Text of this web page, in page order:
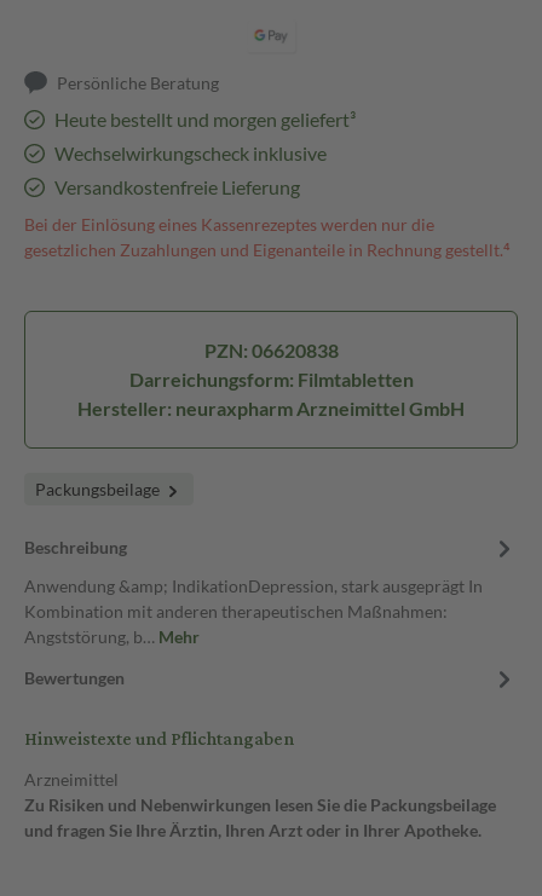
Persönliche Beratung
Heute bestellt und morgen geliefert³
Wechselwirkungscheck inklusive
Versandkostenfreie Lieferung
Bei der Einlösung eines Kassenrezeptes werden nur die
gesetzlichen Zuzahlungen und Eigenanteile in Rechnung gestellt.⁴
PZN: 06620838
Darreichungsform: Filmtabletten
Hersteller: neuraxpharm Arzneimittel GmbH
Packungsbeilage
Beschreibung
Anwendung &amp; IndikationDepression, stark ausgeprägt In
Kombination mit anderen therapeutischen Maßnahmen:
Angststörung, b… Mehr
Bewertungen
Hinweistexte und Pflichtangaben
Arzneimittel
Zu Risiken und Nebenwirkungen lesen Sie die Packungsbeilage
und fragen Sie Ihre Ärztin, Ihren Arzt oder in Ihrer Apotheke.